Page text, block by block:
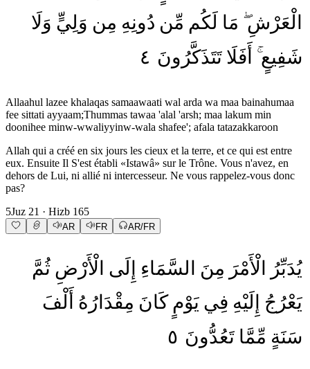
الْعَرْشِ مَا لَكُم مِّن دُونِهِ مِن وَلِيٍّ وَلَا
شَفِيعٍ
أَفَلَا تَتَذَكَّرُونَ ٤
Allaahul lazee khalaqas samaawaati wal arda wa maa bainahumaa
fee sittati ayyaam;Thummas tawaa 'alal 'arsh; maa lakum min
doonihee minw-wwaliyyinw-wala shafee'; afala tatazakkaroon
Allah qui a créé en six jours les cieux et la terre, et ce qui est entre
eux. Ensuite Il S'est établi «Istawâ» sur le Trône. Vous n'avez, en
dehors de Lui, ni allié ni intercesseur. Ne vous rappelez-vous donc
pas?
5Juz 21 · Hizb 165
AR FR AR/FR
يُدَبِّرُ الْأَمْرَ مِنَ السَّمَاءِ إِلَى الْأَرْضِ ثُمَّ
يَعْرُجُ
إِلَيْهِ فِي يَوْمٍ كَانَ مِقْدَارُهُ
أَلْفَ
سَنَةٍ مِّمَّا تَعُدُّونَ ٥